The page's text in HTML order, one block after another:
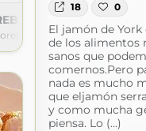
18 0
El jamón de York
de los alimentos
sanos que
comernos.Pero
nada es mucho
que eljamón
y como mucha
piensa. Lo (...)